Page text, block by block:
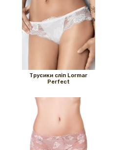
Трусики сліп Lormar
Perfect